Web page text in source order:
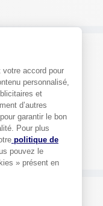
12
accord pour
personnalisé,
et
d’autres
garantir le bon
Pour plus
politique de
pouvez le
» présent en